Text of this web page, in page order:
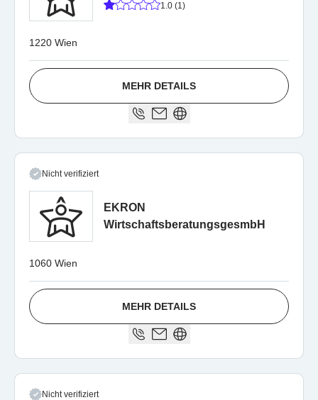
1.0 (1)
1220 Wien
MEHR DETAILS
Nicht verifiziert
EKRON
WirtschaftsberatungsgesmbH
1060 Wien
MEHR DETAILS
Nicht verifiziert